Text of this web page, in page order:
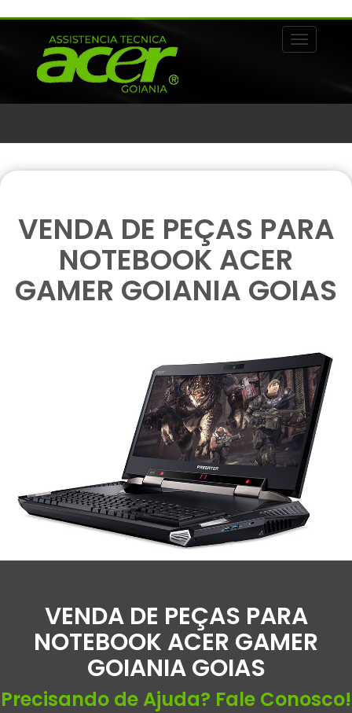
Alternar
VENDA DE PEÇAS PARA
NOTEBOOK ACER
GAMER GOIANIA GOIAS
VENDA DE PEÇAS PARA
NOTEBOOK ACER GAMER
GOIANIA GOIAS
Precisando de Ajuda? Fale Conosco!